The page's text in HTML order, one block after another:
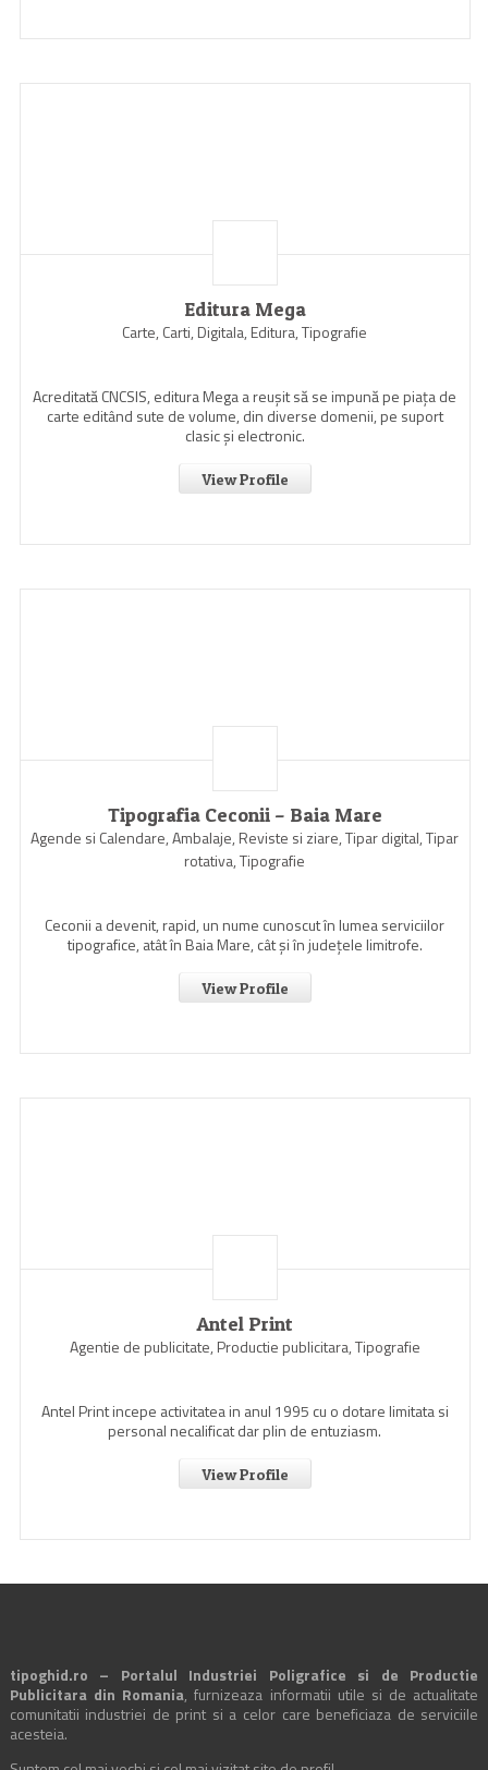
Editura Mega
Carte, Carti, Digitala, Editura, Tipografie
Acreditată CNCSIS, editura Mega a reuşit să se impună pe piaţa de
carte editând sute de volume, din diverse domenii, pe suport
clasic şi electronic.
View Profile
Tipografia Ceconii – Baia Mare
Agende si Calendare, Ambalaje, Reviste si ziare, Tipar digital, Tipar
rotativa, Tipografie
Ceconii a devenit, rapid, un nume cunoscut în lumea serviciilor
tipografice, atât în Baia Mare, cât şi în judeţele limitrofe.
View Profile
Antel Print
Agentie de publicitate, Productie publicitara, Tipografie
Antel Print incepe activitatea in anul 1995 cu o dotare limitata si
personal necalificat dar plin de entuziasm.
View Profile
tipoghid.ro – Portalul Industriei Poligrafice si de Productie
Publicitara din Romania, furnizeaza informatii utile si de actualitate
comunitatii industriei de print si a celor care beneficiaza de serviciile
acesteia.